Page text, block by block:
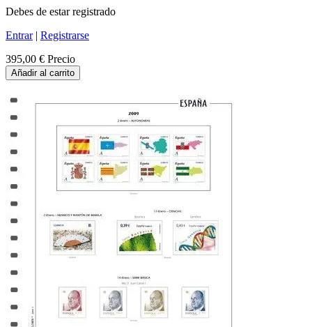
Debes de estar registrado
Entrar| Registrarse
395,00 € Precio
Añadir al carrito